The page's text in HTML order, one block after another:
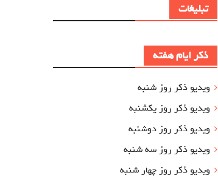
تبلیغات
ذکر ایام هفته
ویدیو ذکر روز شنبه
ویدیو ذکر روز یکشنبه
ویدیو ذکر روز دوشنبه
ویدیو ذکر روز سه شنبه
ویدیو ذکر روز چهار شنبه